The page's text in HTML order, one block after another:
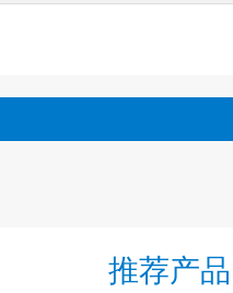
推荐产品